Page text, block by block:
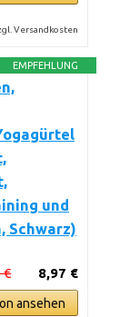
Versandkosten
EMPFEHLUNG
und
Schwarz)
8,97 €
€
ansehen